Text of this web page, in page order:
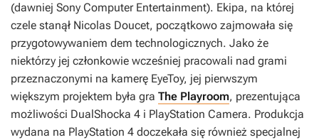
(dawniej Sony Computer Entertainment). Ekipa, na której
czele stanął Nicolas Doucet, początkowo zajmowała się
przygotowywaniem dem technologicznych. Jako że
niektórzy jej członkowie wcześniej pracowali nad grami
przeznaczonymi na kamerę EyeToy, jej pierwszym
większym projektem była gra The Playroom, prezentująca
możliwości DualShocka 4 i PlayStation Camera. Produkcja
wydana na PlayStation 4 doczekała się również specjalnej